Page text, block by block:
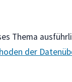
Thema
der